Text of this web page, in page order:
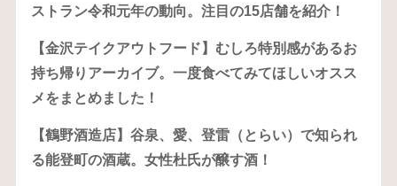
ストラン令和元年の動向。注目の15店舗を紹介！
【金沢テイクアウトフード】むしろ特別感があるお
持ち帰りアーカイブ。一度食べてみてほしいオスス
メをまとめました！
【鶴野酒造店】谷泉、愛、登雷（とらい）で知られ
る能登町の酒蔵。女性杜氏が醸す酒！